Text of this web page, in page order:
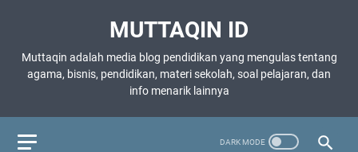
MUTTAQIN ID
Muttaqin adalah media blog pendidikan yang mengulas tentang
agama, bisnis, pendidikan, materi sekolah, soal pelajaran, dan
info menarik lainnya